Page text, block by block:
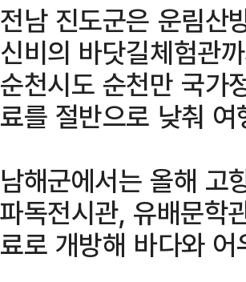
전남 진도군은 운림산
신비의 바닷길체험관
순천시도 순천만 국가
료를 절반으로 낮춰
남해군에서는 올해 고
파독전시관, 유배문학
료로 개방해 바다와